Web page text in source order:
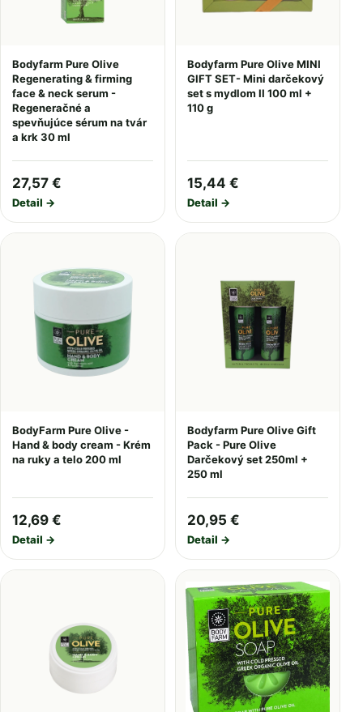
Bodyfarm Pure Olive
Regenerating & firming
face & neck serum -
Regeneračné a
spevňujúce sérum na tvár
a krk 30 ml
27,57 €
Detail →
Bodyfarm Pure Olive MINI
GIFT SET- Mini darčekový
set s mydlom II 100 ml +
110 g
15,44 €
Detail →
BodyFarm Pure Olive -
Hand & body cream - Krém
na ruky a telo 200 ml
12,69 €
Detail →
Bodyfarm Pure Olive Gift
Pack - Pure Olive
Darčekový set 250ml +
250 ml
20,95 €
Detail →